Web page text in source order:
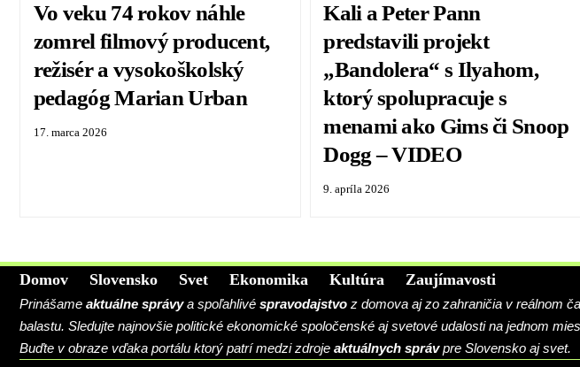
Vo veku 74 rokov náhle
zomrel filmový producent,
režisér a vysokoškolský
pedagóg Marian Urban
17. marca 2026
Kali a Peter Pann
predstavili projekt
„Bandolera“ s Ilyahom,
ktorý spolupracuje s
menami ako Gims či Snoop
Dogg – VIDEO
9. apríla 2026
Domov Slovensko Svet Ekonomika Kultúra Zaujímavosti
Prinášame aktuálne správya spoľahlivé spravodajstvo z domova aj zo zahraničia v reálnom
balastu. Sledujte najnovšie politické ekonomické spoločenské aj svetové udalosti na jednom
Buďte v obraze vďaka portálu ktorý patrí medzi zdroje aktuálnych správpre Slovensko aj svet.